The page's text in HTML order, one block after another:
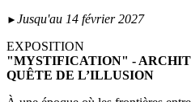
► Jusqu'au 14 février 2027
EXPOSITION
"MYSTIFICATION" -
QUÊTE DE L’ILLUSION